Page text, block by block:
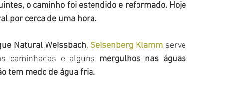
o caminho foi estendido e reformado. Hoje
por cerca de uma hora.
Natural Weissbach, Seisenberg Klamm serve
caminhadas e alguns mergulhos nas águas
tem medo de água fria.